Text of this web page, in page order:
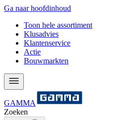
Ga naar hoofdinhoud
Toon hele assortiment
Klusadvies
Klantenservice
Actie
Bouwmarkten
GAMMA
Zoeken